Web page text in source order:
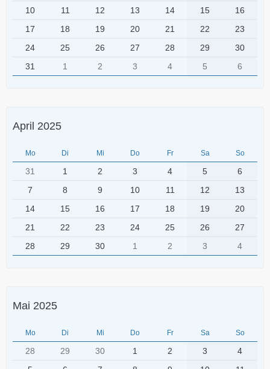
10
11 12 13 14 15
16
17
18 19 20 21 22
23
24
25 26 27 28 29
30
31
1 2 3 4 5 6
April 2025
Mo Di Mi Do Fr Sa So
31 1 2 3 4 5
6
7
8 9 10 11 12
13
14
15 16 17 18 19
20
21
22 23 24 25 26
27
28
29 30 1 2 3 4
Mai 2025
Mo Di Mi Do Fr Sa So
28 29 30 1 2 3
4